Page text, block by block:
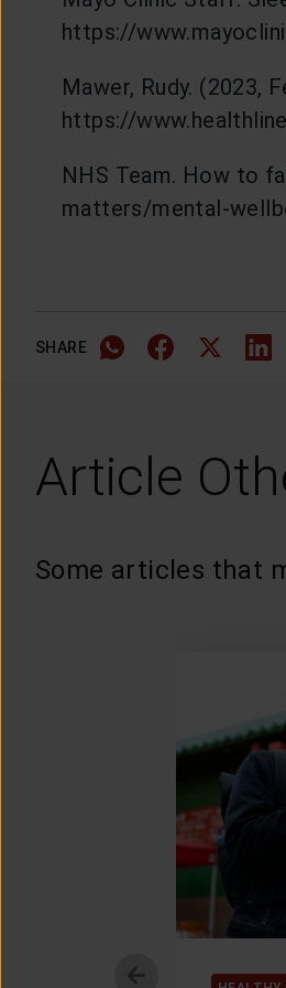
https://
Mawer, Rudy. (2023,
https://
NHS Team. How to
matters/mental-
SHARE
Article
Some articles that